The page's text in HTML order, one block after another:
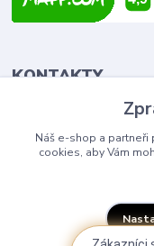
KONTAKTY
Tomáš Vlček
+420 702 090
volejte od
Náš e-shop a partneři
cookies, aby Vám